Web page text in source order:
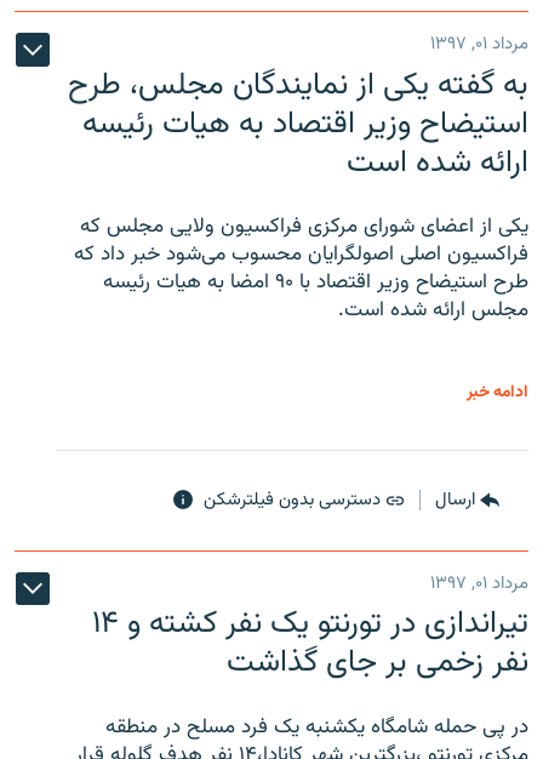
مرداد ۰۱, ۱۳۹۷
به گفته یکی از نمایندگان مجلس، طرح
استیضاح وزیر اقتصاد به هیات رئیسه
ارائه شده است
یکی از اعضای شورای مرکزی فراکسیون ولایی مجلس که
فراکسیون اصلی اصولگرایان محسوب می‌شود خبر داد که
طرح استیضاح وزیر اقتصاد با ۹۰ امضا به هیات رئیسه
مجلس ارائه شده است.
ادامه خبر
ارسال دسترسی بدون فیلترشکن
مرداد ۰۱, ۱۳۹۷
تیراندازی در تورنتو یک نفر کشته و ۱۴
نفر زخمی بر جای گذاشت
در پی حمله شامگاه یکشنبه یک فرد مسلح در منطقه